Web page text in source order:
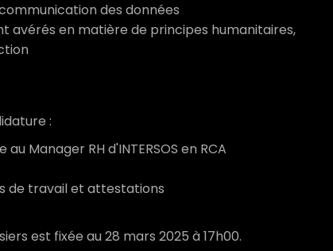
des données
avérés en matière de principes humanitaires,
:
Manager RH d'INTERSOS en RCA
de travail et attestations
est fixée au 28 mars 2025 à 17h00.